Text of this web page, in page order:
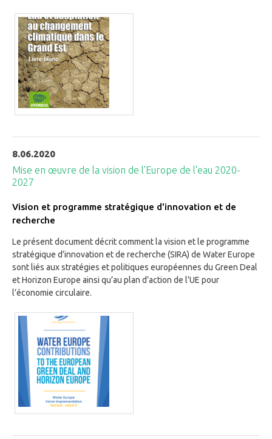
8.06.2020
Mise en œuvre de la vision de l'Europe de l'eau 2020-
2027
Vision et programme stratégique d'innovation et de
recherche
Le présent document décrit comment la vision et le programme
stratégique d’innovation et de recherche (SIRA) de Water Europe
sont liés aux stratégies et politiques européennes du Green Deal
et Horizon Europe ainsi qu’au plan d’action de l’UE pour
l’économie circulaire.